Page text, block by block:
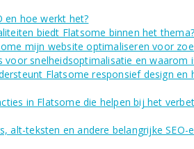
en hoe werkt het?
biedt Flatsome binnen het thema?
mijn website optimaliseren voor
snelheidsoptimalisatie en waarom
Flatsome responsief design en
in Flatsome die helpen bij het
alt-teksten en andere belangrijke